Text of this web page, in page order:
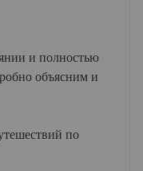
и полностью
объясним и
по